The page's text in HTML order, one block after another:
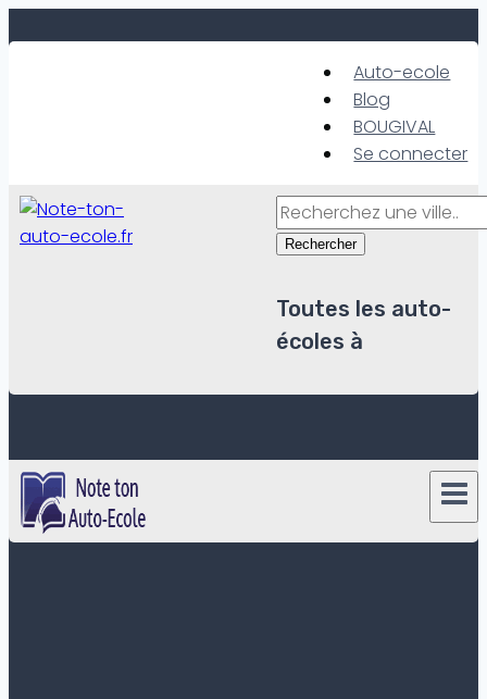
to
Auto-ecole
Blog
BOUGIVAL
Se connecter
Rechercher
Toutes les auto-
écoles à